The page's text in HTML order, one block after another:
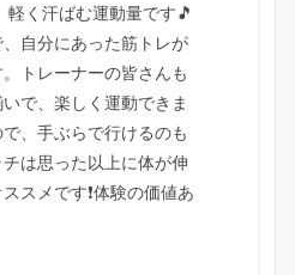
く汗ばむ運動量です🎵
自分にあった筋トレが
トレーナーの皆さんも
で、楽しく運動できま
、手ぶらで行けるのも
は思った以上に体が伸
スメです❗体験の価値あ